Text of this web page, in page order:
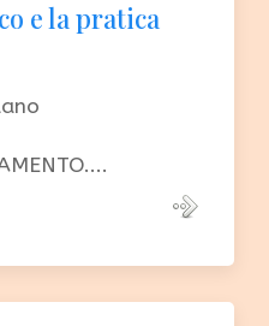
e la pratica